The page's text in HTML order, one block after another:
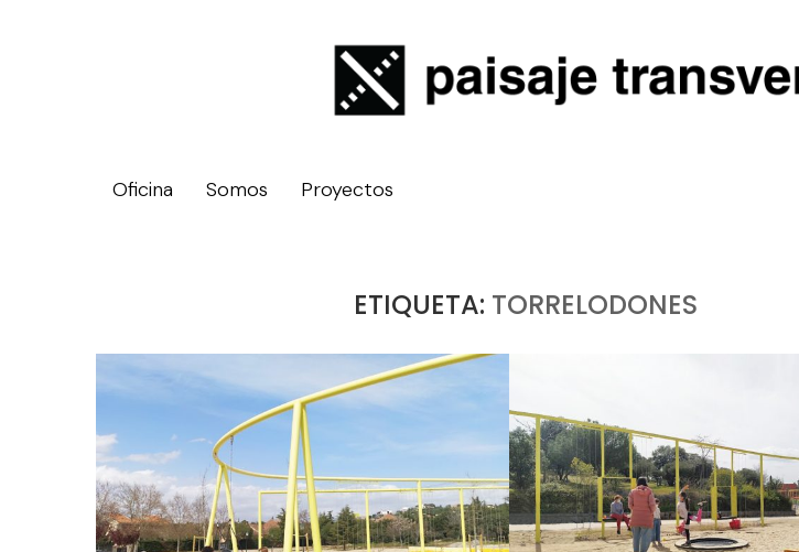
Oficina Somos Proyectos
ETIQUETA: TORRELODONES